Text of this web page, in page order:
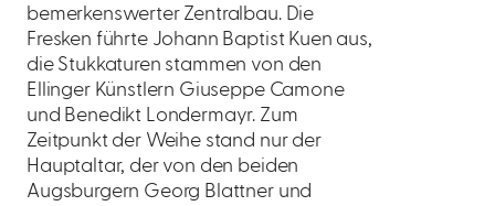
bemerkenswerter Zentralbau. Die
Fresken führte Johann Baptist Kuen aus,
die Stukkaturen stammen von den
Ellinger Künstlern Giuseppe Camone
und Benedikt Londermayr. Zum
Zeitpunkt der Weihe stand nur der
Hauptaltar, der von den beiden
Augsburgern Georg Blattner und